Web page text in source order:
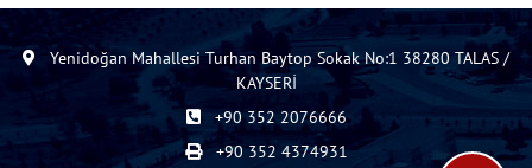
Yenidoğan Mahallesi Turhan Baytop Sokak No:1 38280 TALAS /
KAYSERİ
+90 352 2076666
+90 352 4374931